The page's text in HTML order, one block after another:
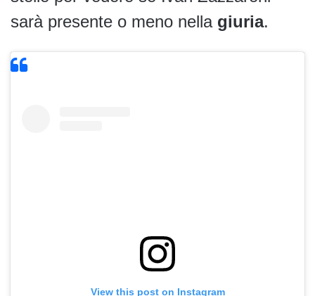
sarà presente o meno nella giuria.
View this post on Instagram